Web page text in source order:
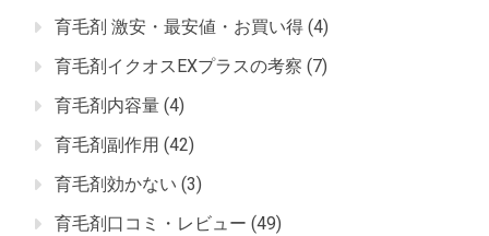
育毛剤 激安・最安値・お買い得 (4)
育毛剤イクオスEXプラスの考察 (7)
育毛剤内容量 (4)
育毛剤副作用 (42)
育毛剤効かない (3)
育毛剤口コミ・レビュー (49)